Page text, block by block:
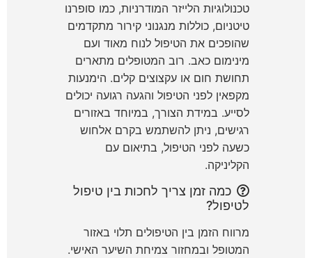
טכנולוגיות הלייזר המודרניות, כמו סופרנו
טיטניום, כוללות מנגנוני קירור מתקדמים
שהופכים את הטיפול לנוח מאוד ועם
מינימום כאב. רוב המטופלים מתארים
תחושת חום או עקצוצים קלים. הימנעות
מקפאין לפני הטיפול והגעה רגועה יכולים
לסייע. במידת הצורך, במיוחד באזורים
רגישים, ניתן להשתמש בקרם אלחוש
כשעה לפני הטיפול, בתיאום עם
הקליניקה.
כמה זמן צריך לחכות בין טיפול
לטיפול?
מרווח הזמן בין הטיפולים תלוי באזור
המטופל ובמחזור צמיחת השיער האישי.